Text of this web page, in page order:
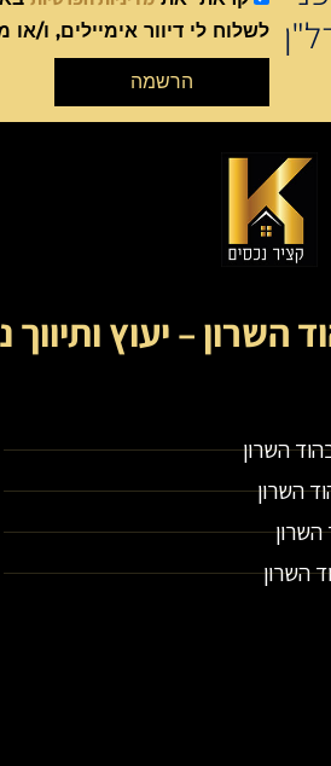
לשלוח לי דיוור אימיילים, ו/או
הרשמה
– יעוץ ותיווך
השרון
השרון
השרון
השרון